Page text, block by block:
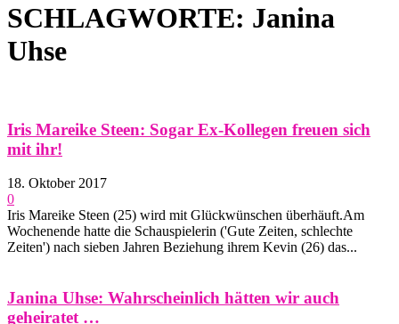
SCHLAGWORTE: Janina
Uhse
Iris Mareike Steen: Sogar Ex-Kollegen freuen sich
mit ihr!
18. Oktober 2017
0
Iris Mareike Steen (25) wird mit Glückwünschen überhäuft.Am
Wochenende hatte die Schauspielerin ('Gute Zeiten, schlechte
Zeiten') nach sieben Jahren Beziehung ihrem Kevin (26) das...
Janina Uhse: Wahrscheinlich hätten wir auch
geheiratet …